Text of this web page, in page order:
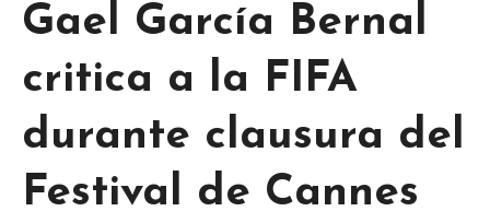
Gael García Bernal
critica a la FIFA
durante clausura del
Festival de Cannes